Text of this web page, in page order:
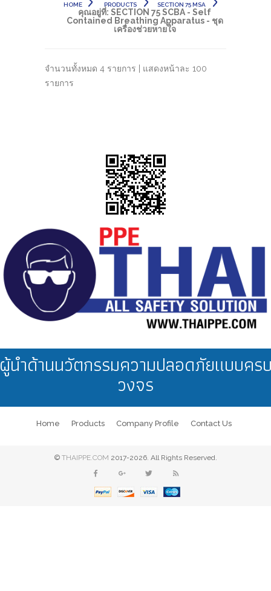
HOME PRODUCTS SECTION 75 MSA
คุณอยู่ที่: SECTION 75 SCBA - Self
Contained Breathing Apparatus - ชุด
เครื่องช่วยหายใจ
จำนวนทั้งหมด 4 รายการ | แสดงหน้าละ 100
รายการ
นำด้านนวัตกรรมความปลอดภัยแบบคร
วงจร
Home Products Company Profile Contact Us
© THAIPPE.COM 2017-2026. All Rights Reserved.